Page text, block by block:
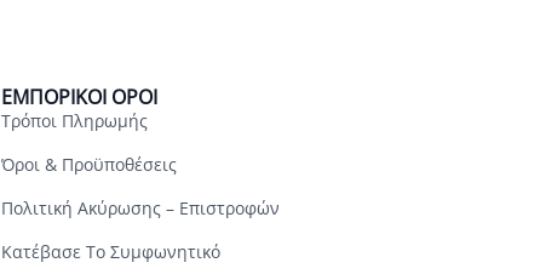
ΕΜΠΟΡΙΚΟΊ ΌΡΟΙ
Τρόποι Πληρωμής
Όροι & Προϋποθέσεις
Πολιτική Ακύρωσης – Επιστροφών
Κατέβασε Το Συμφωνητικό